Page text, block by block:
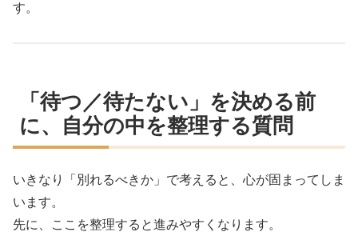
す。
「待つ／待たない」を決める前
に、自分の中を整理する質問
いきなり「別れるべきか」で考えると、心が固まってしま
います。
先に、ここを整理すると進みやすくなります。